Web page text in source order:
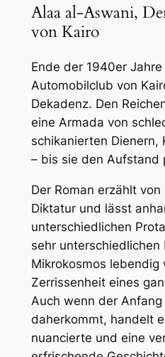
Alaa al-Aswani,
von Kairo
Ende der 1940er
Automobilclub von
Dekadenz. Den
eine Armada von
schikanierten Dienern,
– bis sie den Aufstand
Der Roman erzählt
Diktatur und lässt
unterschiedlichen
sehr
Mikrokosmos
Zerrissenheit eines
Auch wenn der
daherkommt, handelt
nuancierte und eine